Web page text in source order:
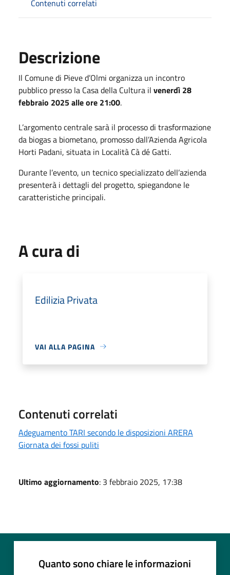
Contenuti correlati
Descrizione
Il Comune di Pieve d’Olmi organizza un incontro
pubblico presso la Casa della Cultura il venerdì 28
febbraio 2025 alle ore 21:00.
L’argomento centrale sarà il processo di trasformazione
da biogas a biometano, promosso dall’Azienda Agricola
Horti Padani, situata in Località Cà dé Gatti.
Durante l’evento, un tecnico specializzato dell’azienda
presenterà i dettagli del progetto, spiegandone le
caratteristiche principali.
A cura di
Edilizia Privata
VAI ALLA PAGINA
Contenuti correlati
Adeguamento TARI secondo le disposizioni ARERA
Giornata dei fossi puliti
Ultimo aggiornamento: 3 febbraio 2025, 17:38
Quanto sono chiare le informazioni